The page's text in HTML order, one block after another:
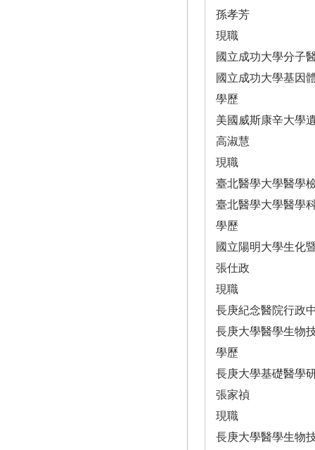
孫孝芳
現職
國立成功大學分子
國立成功大學基因
學歷
美國威斯康辛大學
高淑慧
現職
臺北醫學大學醫學
臺北醫學大學醫學
學歷
國立陽明大學生化
張仕政
現職
長庚紀念醫院行政
長庚大學醫學生物
學歷
長庚大學基礎醫學
張家禎
現職
長庚大學醫學生物